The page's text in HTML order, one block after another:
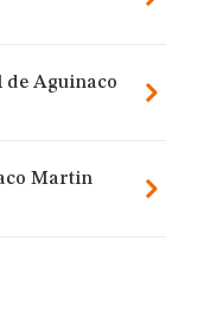
de Aguinaco
Martin